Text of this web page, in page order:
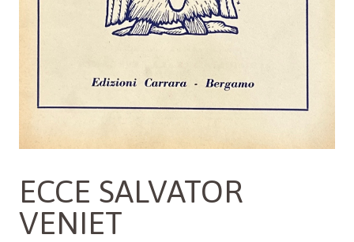
ECCE SALVATOR
VENIET